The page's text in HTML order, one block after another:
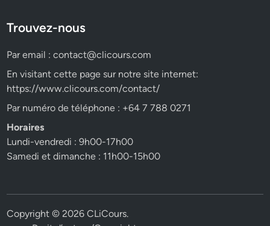
Trouvez-nous
Par email :contact@clicours.com
En visitant cette page sur notre site internet:
https://www.clicours.com/contact/
Par numéro de téléphone : +64 7 788 0271
Horaires
Lundi-vendredi : 9h00-17h00
Samedi et dimanche : 11h00-15h00
Copyright © 2026CLiCours.